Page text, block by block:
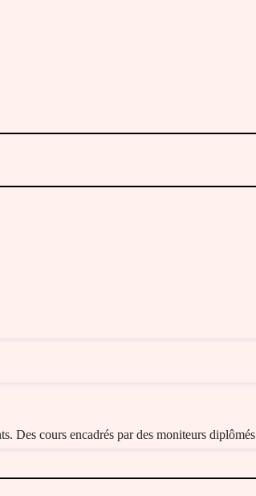
Des cours encadrés par des moniteurs diplômés